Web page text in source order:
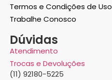
Termos e Condições de Uso
Trabalhe Conosco
Dúvidas
Atendimento
Trocas e Devoluções
(11) 92180-5225